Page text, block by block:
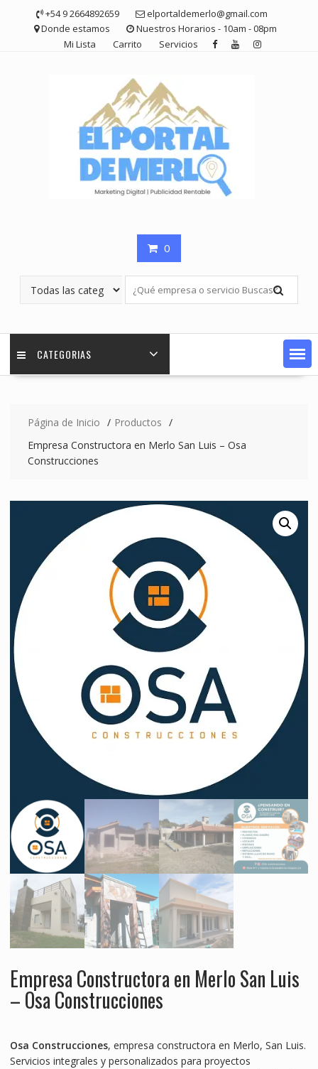
contenido
+54 9 2664892659
elportaldemerlo@gmail.com
Donde estamos
Nuestros Horarios - 10am - 08pm
Mi Lista
Carrito Servicios
0
CATEGORIAS
Página de Inicio
Productos
Empresa Constructora en Merlo San Luis – Osa
Construcciones
Empresa Constructora en Merlo San Luis
– Osa Construcciones
Osa Construcciones, empresa constructora en Merlo, San Luis.
Servicios integrales y personalizados para proyectos